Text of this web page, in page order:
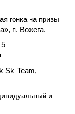
гонка на призы
п. Вожега.
Ski Team,
и